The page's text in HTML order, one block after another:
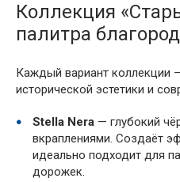
Коллекция
палитра
Каждый вариант коллекции
исторической эстетики и
Stella Nera — глубокий
вкраплениями. Создаёт
идеально подходит для
дорожек.